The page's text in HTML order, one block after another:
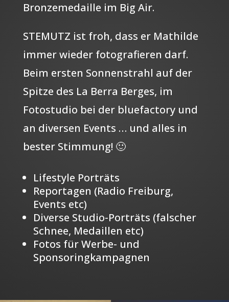
Bronzemedaille im Big Air.
STEMUTZ ist froh, dass er Mathilde
immer wieder fotografieren darf.
Beim ersten Sonnenstrahl auf der
Spitze des La Berra Berges, im
Fotostudio bei der bluefactory und
an diversen Events … und alles in
bester Stimmung! 🙂
Lifestyle Porträts
Reportagen (Radio Freiburg,
Events etc)
Diverse Studio-Porträts (falscher
Schnee, Medaillen etc)
Fotos für Werbe- und
Sponsoringkampagnen